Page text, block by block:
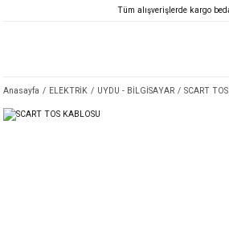
Tüm alışverişlerde kargo
Anasayfa ELEKTRİK UYDU - BİLGİSAYAR SCART